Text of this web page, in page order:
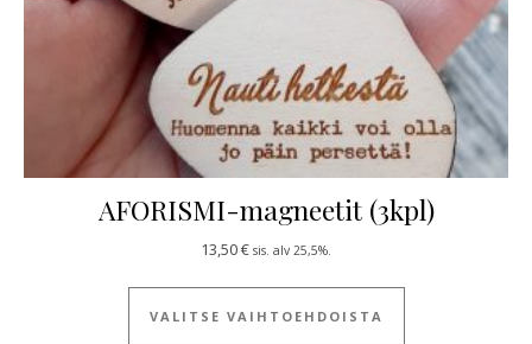
AFORISMI-magneetit (3kpl)
13,50€ sis. alv 25,5%.
VALITSE VAIHTOEHDOISTA
Tällä tuotteella